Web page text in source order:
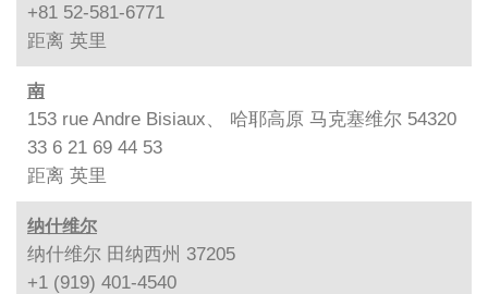
+81 52-581-6771
距离 英里
南
153 rue Andre Bisiaux、 哈耶高原 马克塞维尔 54320
33 6 21 69 44 53
距离 英里
纳什维尔
纳什维尔 田纳西州 37205
+1 (919) 401-4540